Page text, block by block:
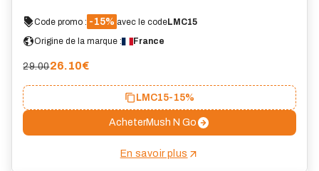
Code promo : -15% avec le codeLMC15
Origine de la marque :
France
29.0026.10€
LMC15-15%
AcheterMush N Go
En savoir plus